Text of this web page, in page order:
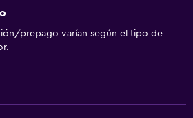
prepago varían según el tipo de